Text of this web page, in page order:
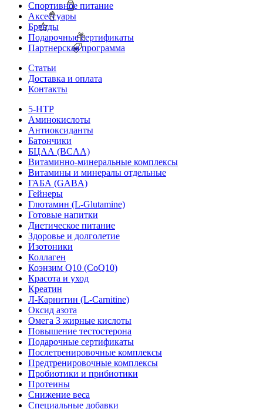
Спортивное питание
Аксессуары
Бренды
Подарочные сертификаты
Партнерская программа
Статьи
Доставка и оплата
Контакты
5-HTP
Аминокислоты
Антиоксиданты
Батончики
БЦАА (BCAA)
Витаминно-минеральные комплексы
Витамины и минералы отдельные
ГАБА (GABA)
Гейнеры
Глютамин (L-Glutamine)
Готовые напитки
Диетическое питание
Здоровье и долголетие
Изотоники
Коллаген
Коэнзим Q10 (CoQ10)
Красота и уход
Креатин
Л-Карнитин (L-Сarnitine)
Оксид азота
Омега 3 жирные кислоты
Повышение тестостерона
Подарочные сертификаты
Послетренировочные комплексы
Предтренировочные комплексы
Пробиотики и прибиотики
Протеины
Снижение веса
Специальные добавки